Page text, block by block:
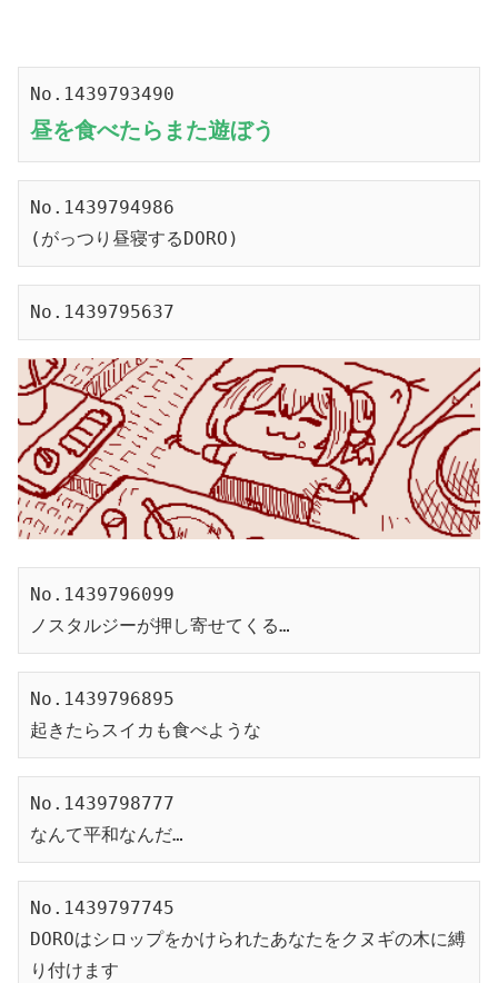
No.1439793490
昼を食べたらまた遊ぼう
No.1439794986
(がっつり昼寝するDORO)
No.1439795637
No.1439796099
ノスタルジーが押し寄せてくる…
No.1439796895
起きたらスイカも食べような
No.1439798777
なんて平和なんだ…
No.1439797745
DOROはシロップをかけられたあなたをクヌギの木に縛
り付けます